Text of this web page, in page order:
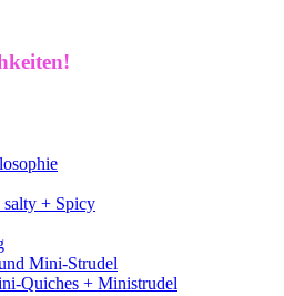
salty + Spicy
Mini-Strudel
Quiches + Ministrudel